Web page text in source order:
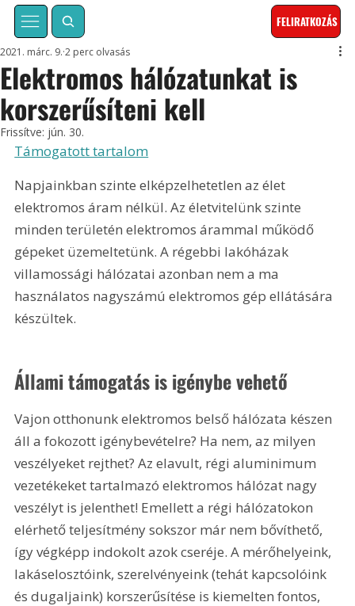
FELIRATKOZÁS
Elektromos hálózatunkat is
korszerűsíteni kell
2021. márc. 9. 2 perc olvasás
Frissítve: jún. 30.
Támogatott tartalom
Napjainkban szinte elképzelhetetlen az élet
elektromos áram nélkül. Az életvitelünk szinte
minden területén elektromos árammal működő
gépeket üzemeltetünk. A régebbi lakóházak
villamossági hálózatai azonban nem a ma
használatos nagyszámú elektromos gép ellátására
készültek.
Állami támogatás is igénybe vehető
Vajon otthonunk elektromos belső hálózata készen
áll a fokozott igénybevételre? Ha nem, az milyen
veszélyeket rejthet? Az elavult, régi aluminimum
vezetékeket tartalmazó elektromos hálózat nagy
veszélyt is jelenthet! Emellett a régi hálózatokon
elérhető teljesítmény sokszor már nem bővíthető,
így végképp indokolt azok cseréje. A mérőhelyeink,
lakáselosztóink, szerelvényeink (tehát kapcsolóink
és dugaljaink) korszerűsítése is kiemelten fontos,